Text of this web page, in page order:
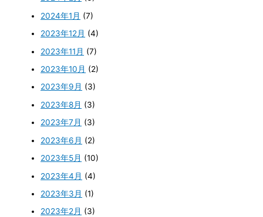
2024年1月 (7)
2023年12月 (4)
2023年11月 (7)
2023年10月 (2)
2023年9月 (3)
2023年8月 (3)
2023年7月 (3)
2023年6月 (2)
2023年5月 (10)
2023年4月 (4)
2023年3月 (1)
2023年2月 (3)